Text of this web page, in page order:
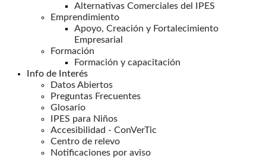
Alternativas Comerciales del IPES
Emprendimiento
Apoyo, Creación y Fortalecimiento
Empresarial
Formación
Formación y capacitación
Info de Interés
Datos Abiertos
Preguntas Frecuentes
Glosario
IPES para Niños
Accesibilidad - ConVerTic
Centro de relevo
Notificaciones por aviso